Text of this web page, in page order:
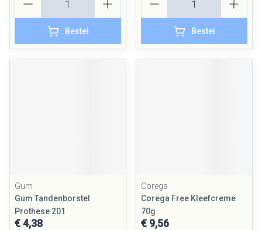
Bestel Bestel
Gum
Gum Tandenborstel
Prothese 201
€ 4,38
Corega
Corega Free Kleefcreme
70g
€ 9,56